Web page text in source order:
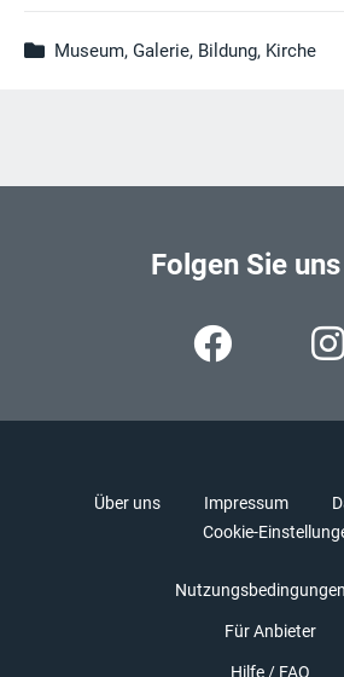
Museum, Galerie, Bildung, Kirche
Folgen Sie
Über uns Impressum
Cookie-
Nutzungsbedingungen
Für Anbieter
Hilfe / FAQ